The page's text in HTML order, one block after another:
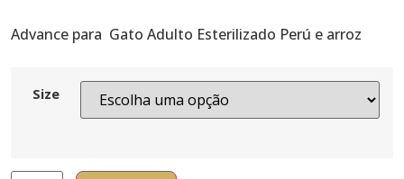
Advance para Gato Adulto Esterilizado Perú e arroz
Size